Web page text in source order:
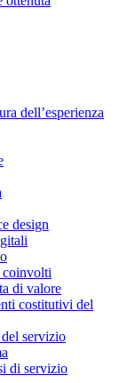
dell’esperienza
design
coinvolti
di valore
costitutivi del
servizio
di servizio